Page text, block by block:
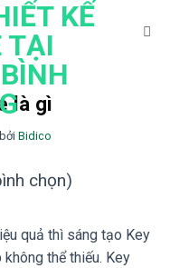
là gì
bởi Bidico
chọn)
quả thì sáng tạo Key
thể thiếu. Key